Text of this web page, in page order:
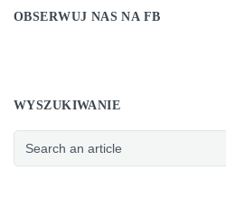
OBSERWUJ NAS NA FB
WYSZUKIWANIE